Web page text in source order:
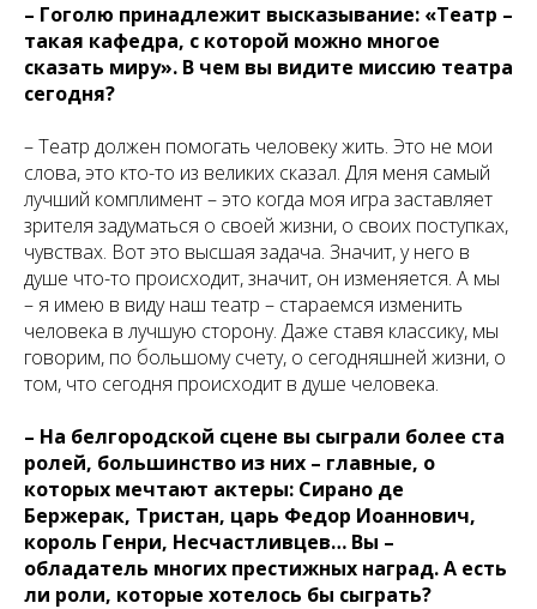
– Гоголю принадлежит высказывание: «Театр –
такая кафедра, с которой можно многое
сказать миру». В чем вы видите миссию театра
сегодня?
– Театр должен помогать человеку жить. Это не мои
слова, это кто-то из великих сказал. Для меня самый
лучший комплимент – это когда моя игра заставляет
зрителя задуматься о своей жизни, о своих поступках,
чувствах. Вот это высшая задача. Значит, у него в
душе что-то происходит, значит, он изменяется. А мы
– я имею в виду наш театр – стараемся изменить
человека в лучшую сторону. Даже ставя классику, мы
говорим, по большому счету, о сегодняшней жизни, о
том, что сегодня происходит в душе человека.
– На белгородской сцене вы сыграли более ста
ролей, большинство из них – главные, о
которых мечтают актеры: Сирано де
Бержерак, Тристан, царь Федор Иоаннович,
король Генри, Несчастливцев… Вы –
обладатель многих престижных наград. А есть
ли роли, которые хотелось бы сыграть?